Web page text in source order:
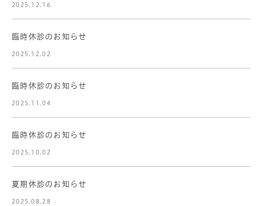
2025.12.16
臨時休診のお知らせ
2025.12.02
臨時休診のお知らせ
2025.11.04
臨時休診のお知らせ
2025.10.02
夏期休診のお知らせ
2025.08.28